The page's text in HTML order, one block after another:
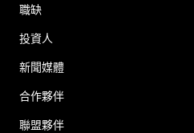
職缺
投資人
新聞媒體
合作夥伴
聯盟夥伴